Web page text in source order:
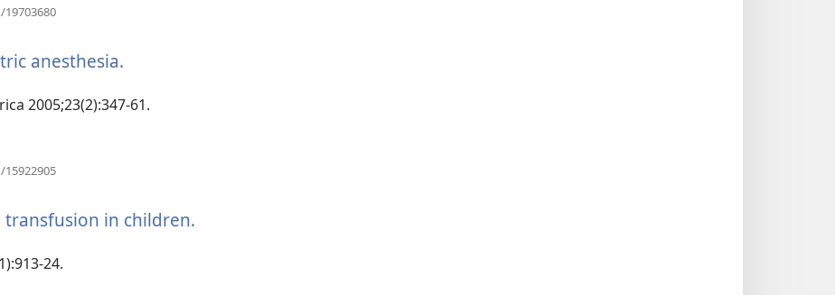
prozor)
anesthesia.
novi
2005;23(2):347-61.
prozor) in children.
24.